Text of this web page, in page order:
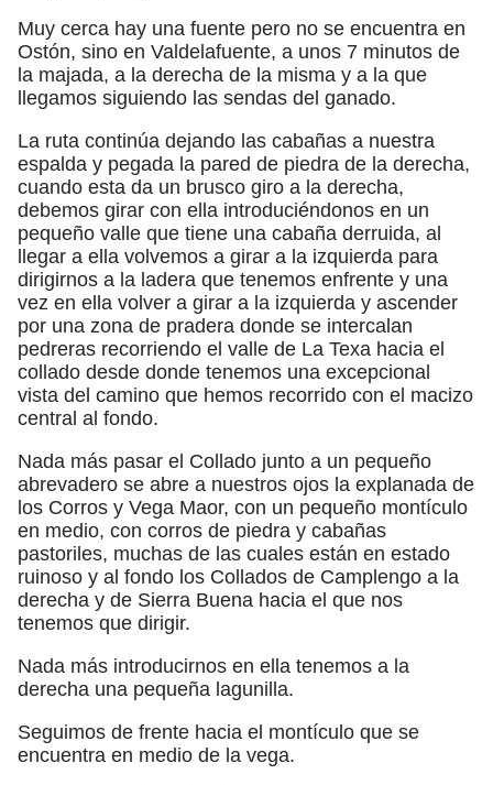
Muy cerca hay una fuente pero no se encuentra en
Ostón, sino en Valdelafuente, a unos 7 minutos de
la majada, a la derecha de la misma y a la que
llegamos siguiendo las sendas del ganado.
La ruta continúa dejando las cabañas a nuestra
espalda y pegada la pared de piedra de la derecha,
cuando esta da un brusco giro a la derecha,
debemos girar con ella introduciéndonos en un
pequeño valle que tiene una cabaña derruida, al
llegar a ella volvemos a girar a la izquierda para
dirigirnos a la ladera que tenemos enfrente y una
vez en ella volver a girar a la izquierda y ascender
por una zona de pradera donde se intercalan
pedreras recorriendo el valle de La Texa hacia el
collado desde donde tenemos una excepcional
vista del camino que hemos recorrido con el macizo
central al fondo.
Nada más pasar el Collado junto a un pequeño
abrevadero se abre a nuestros ojos la explanada de
los Corros y Vega Maor, con un pequeño montículo
en medio, con corros de piedra y cabañas
pastoriles, muchas de las cuales están en estado
ruinoso y al fondo los Collados de Camplengo a la
derecha y de Sierra Buena hacia el que nos
tenemos que dirigir.
Nada más introducirnos en ella tenemos a la
derecha una pequeña lagunilla.
Seguimos de frente hacia el montículo que se
encuentra en medio de la vega.